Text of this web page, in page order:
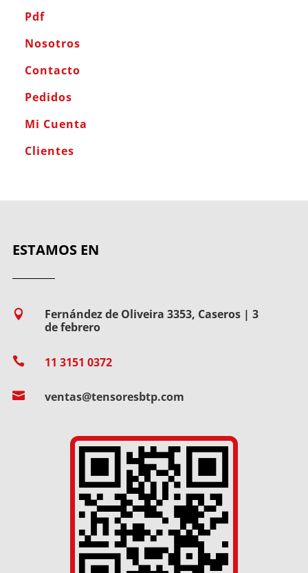
Pdf
Nosotros
Contacto
Pedidos
Mi Cuenta
Clientes
ESTAMOS EN

Fernández de Oliveira 3353, Caseros | 3
de febrero
 11 3151 0372
 ventas@tensoresbtp.com